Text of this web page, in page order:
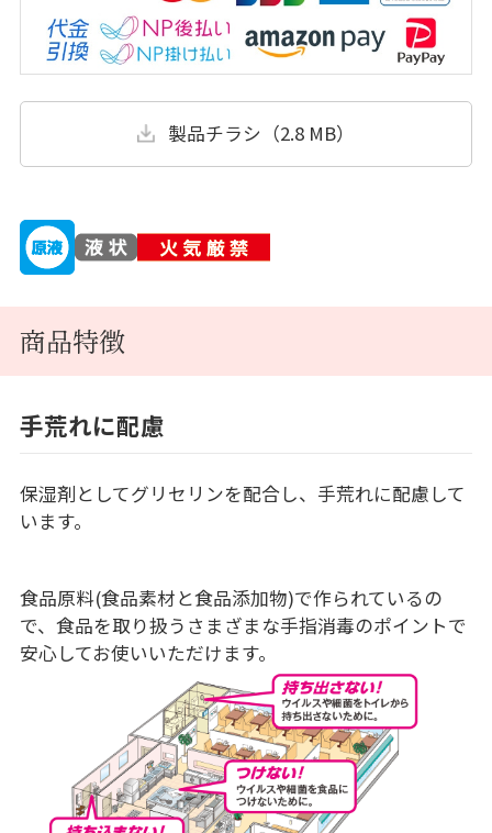
製品チラシ（2.8 MB）
商品特徴
手荒れに配慮
保湿剤としてグリセリンを配合し、手荒れに配慮して
います。
食品原料(食品素材と食品添加物)で作られているの
で、食品を取り扱うさまざまな手指消毒のポイントで
安心してお使いいただけます。